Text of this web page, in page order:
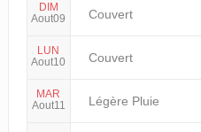
DIM
Aout09
Couvert
LUN
Aout10
Couvert
MAR
Aout11
Légère Pluie